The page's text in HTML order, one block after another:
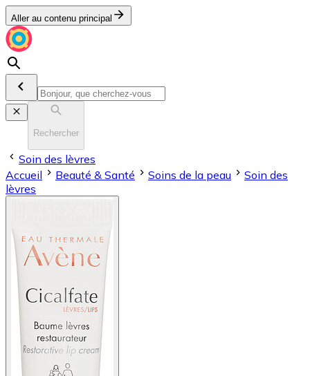
Aller au contenu principal
Rechercher
Soin des lèvres
Accueil
Beauté & Santé Soins de la peau
Soin des
lèvres